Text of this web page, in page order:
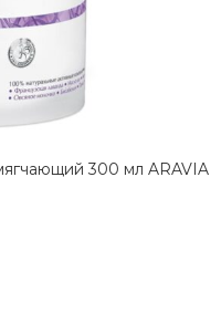
300 мл ARAVIA